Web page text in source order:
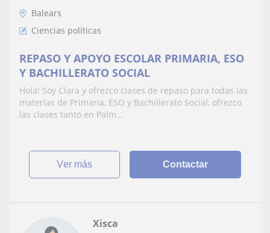
Balears
Ciencias políticas
REPASO Y APOYO ESCOLAR PRIMARIA, ESO
Y BACHILLERATO SOCIAL
Hola! Soy Clara y ofrezco clases de repaso para todas las
materias de Primaria, ESO y Bachillerato Social, ofrezco
las clases tanto en Palm...
ver más Contactar
Xisca